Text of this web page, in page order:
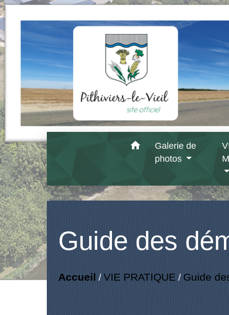
home
Galerie de
photos
Guide des
Accueil /VIE PRATIQUE/ Guide